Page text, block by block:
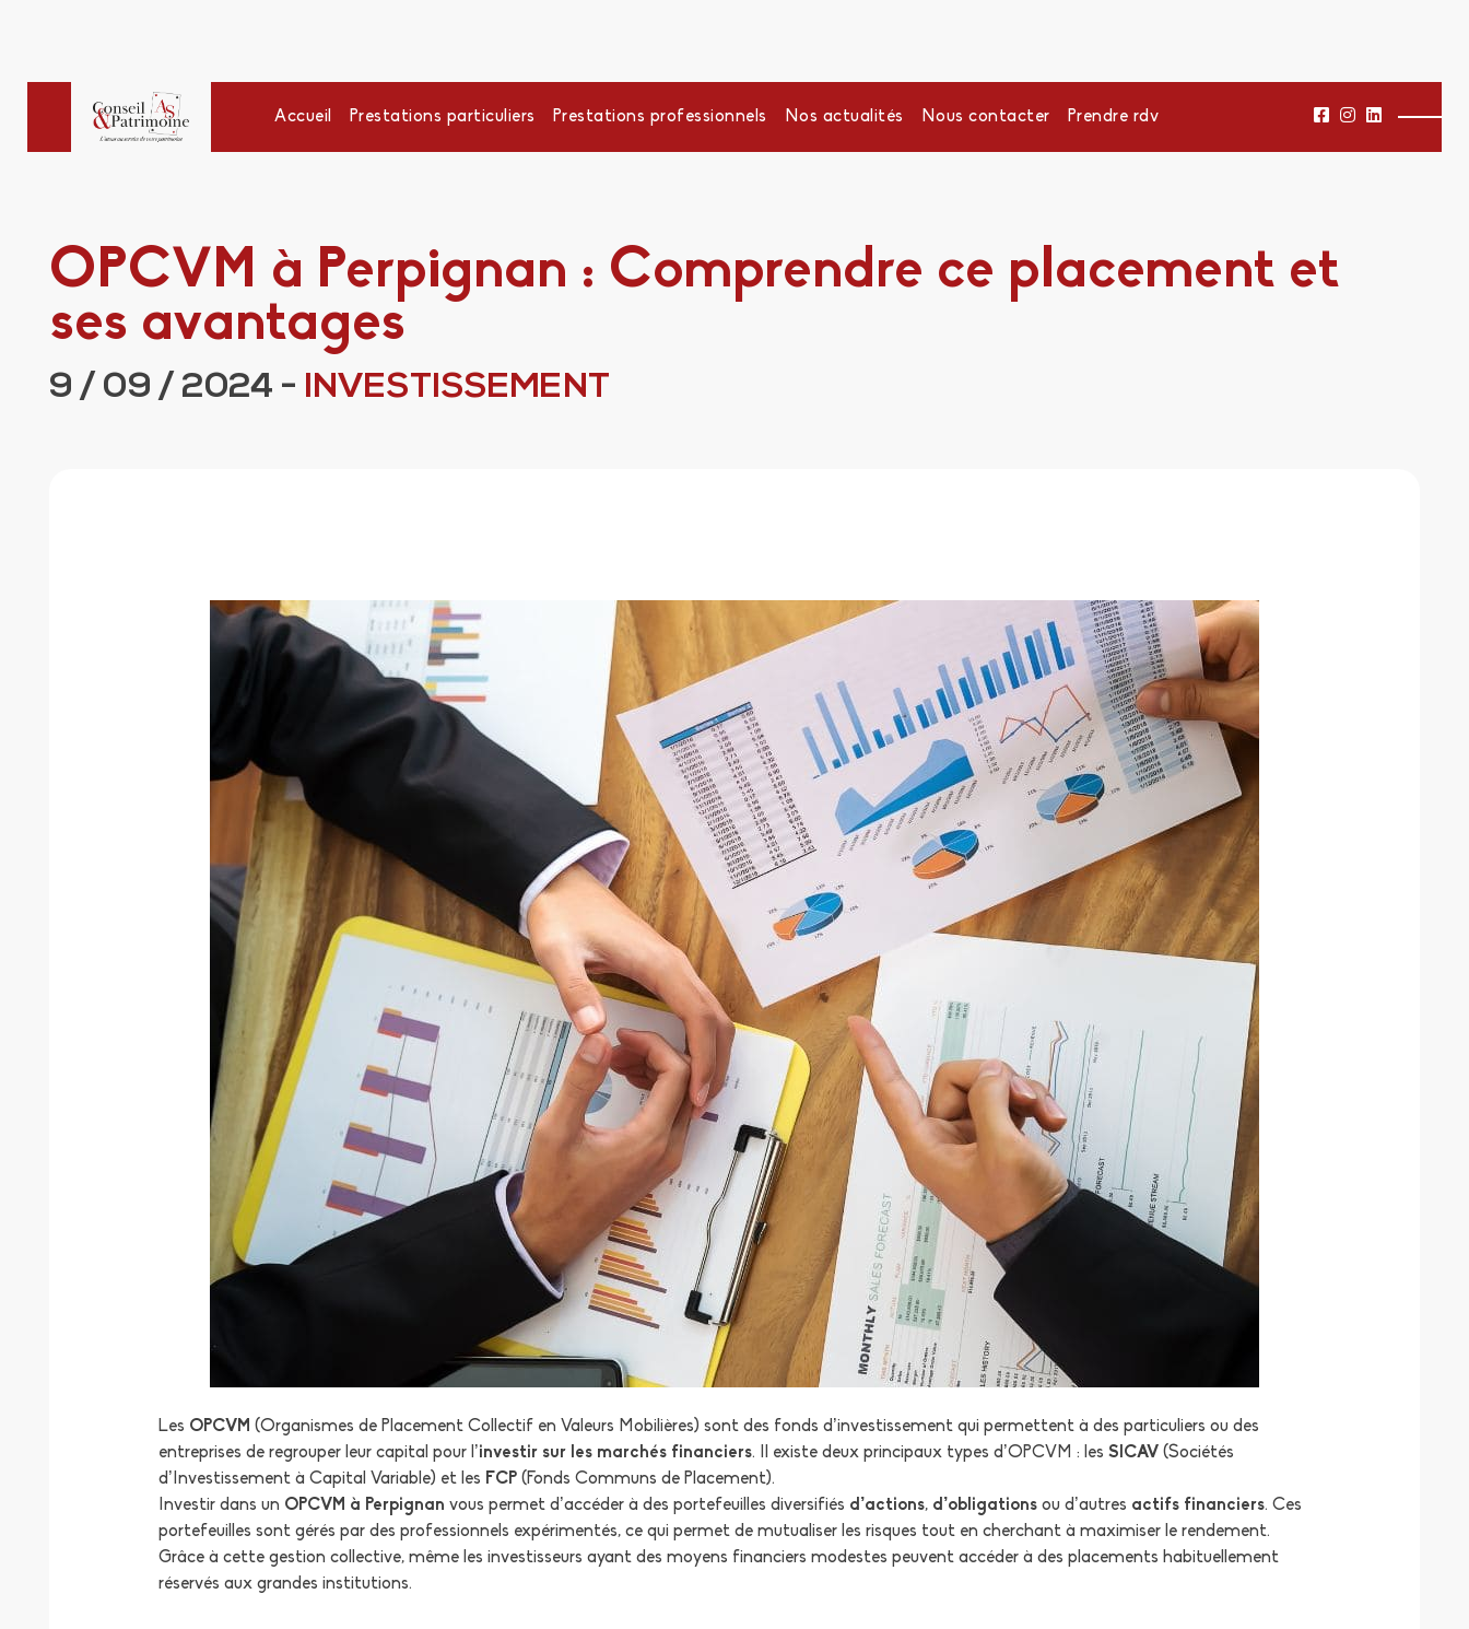
Accueil Prestations particuliers Prestations professionnels Nos actualités Nous contacter Prendre rdv
OPCVM à Perpignan : Comprendre ce placement et
ses avantages
9 / 09 / 2024 - INVESTISSEMENT
Les OPCVM (Organismes de Placement Collectif en Valeurs Mobilières) sont des fonds d’investissement qui permettent à des particuliers ou des
entreprises de regrouper leur capital pour l’investir sur les marchés financiers. Il existe deux principaux types d’OPCVM : les SICAV (Sociétés
d’Investissement à Capital Variable) et les FCP (Fonds Communs de Placement).
Investir dans un OPCVM à Perpignan vous permet d’accéder à des portefeuilles diversifiés d’actions, d’obligations ou d’autres actifs financiers. Ces
portefeuilles sont gérés par des professionnels expérimentés, ce qui permet de mutualiser les risques tout en cherchant à maximiser le rendement.
Grâce à cette gestion collective, même les investisseurs ayant des moyens financiers modestes peuvent accéder à des placements habituellement
réservés aux grandes institutions.